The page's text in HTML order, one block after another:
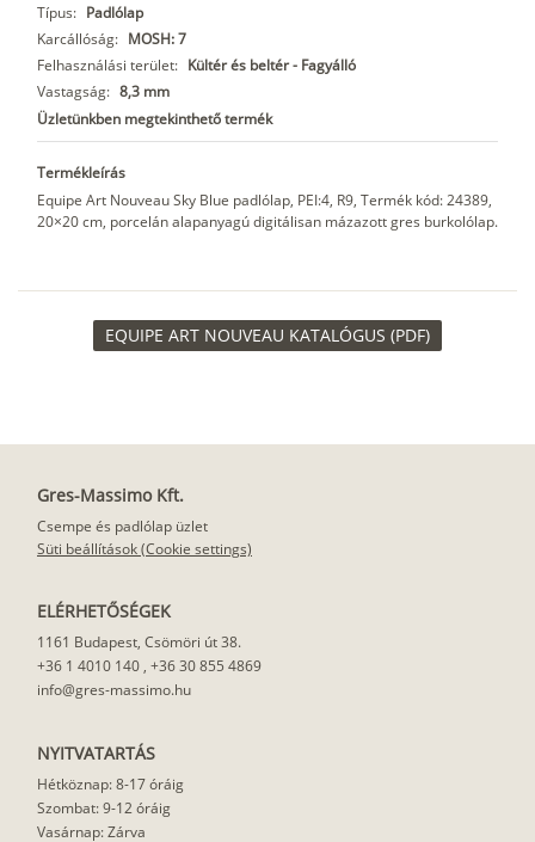
Típus: Padlólap
Karcállóság: MOSH: 7
Felhasználási terület: Kültér és beltér - Fagyálló
Vastagság: 8,3 mm
Üzletünkben megtekinthető termék
Termékleírás
Equipe Art Nouveau Sky Blue padlólap, PEI:4, R9, Termék kód: 24389,
20×20 cm, porcelán alapanyagú digitálisan mázazott gres burkolólap.
EQUIPE ART NOUVEAU KATALÓGUS (PDF)
Gres-Massimo Kft.
Csempe és padlólap üzlet
Süti beállítások (Cookie settings)
ELÉRHETŐSÉGEK
1161 Budapest, Csömöri út 38.
+36 1 4010 140 , +36 30 855 4869
info@gres-massimo.hu
NYITVATARTÁS
Hétköznap: 8-17 óráig
Szombat: 9-12 óráig
Vasárnap: Zárva